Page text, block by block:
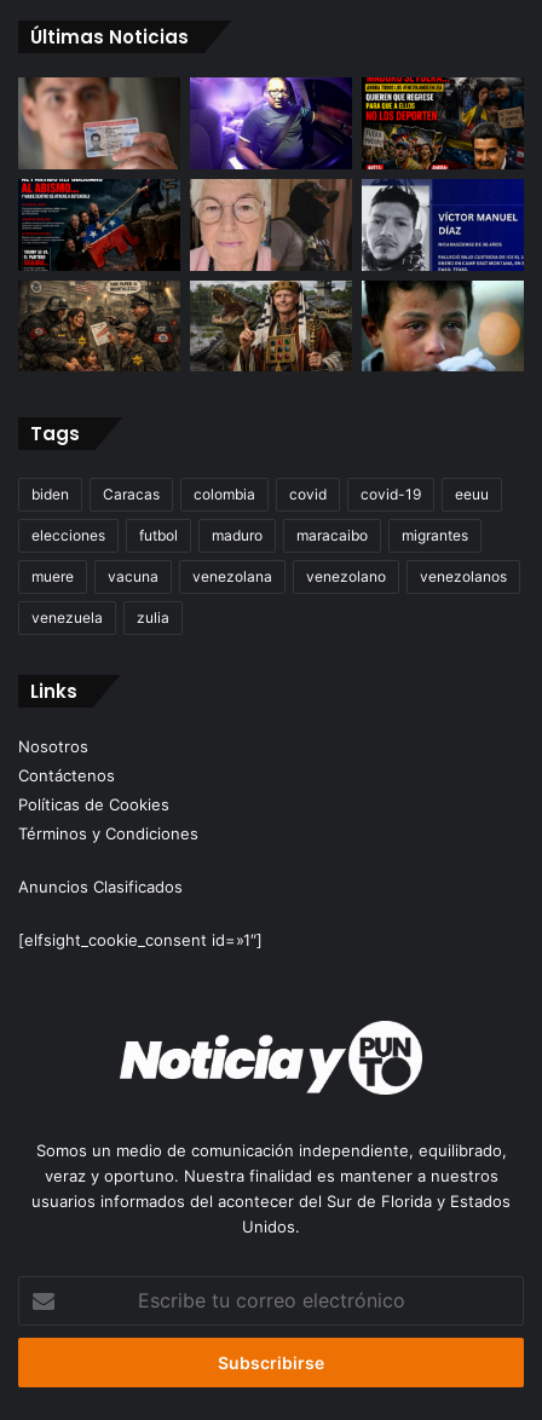
Últimas Noticias
Tags
biden Caracas colombia covid covid-19 eeuu
elecciones futbol maduro maracaibo migrantes
muere vacuna venezolana venezolano venezolanos
venezuela zulia
Links
Nosotros
Contáctenos
Políticas de Cookies
Términos y Condiciones
Anuncios Clasificados
[elfsight_cookie_consent id=»1″]
Somos un medio de comunicación independiente, equilibrado,
veraz y oportuno. Nuestra finalidad es mantener a nuestros
usuarios informados del acontecer del Sur de Florida y Estados
Unidos.
correo